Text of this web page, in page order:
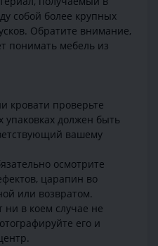
собой более крупных
Обратите внимание,
понимать мебель из
кровати проверьте
упаковках должен быть
вашему
осмотрите
царапин во
или возвратом.
в коем случае не
его и